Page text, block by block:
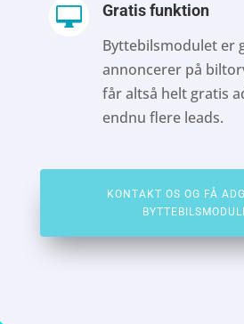
 Gratis funktion
Byttebilsmodulet er
annoncerer på
får altså helt gratis
endnu flere leads.
KONTAKT OS OG FÅ